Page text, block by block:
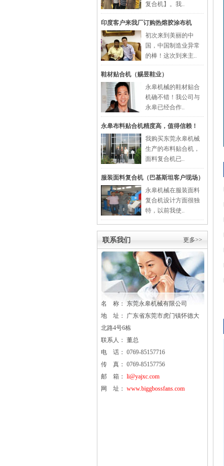
复合机】。我..
印度客户来我厂订购热熔胶涂布机
初次来到美丽的中
国，中国制造业异常
的棒！这次到来主..
鞋材贴合机（赐昱鞋业）
永皋机械的鞋材贴合
机确不错！我公司与
永皋已经合作..
永皋布料贴合机精度高，值得信赖！
我购买东莞永皋机械
生产的布料贴合机，
面料复合机已..
服装面料复合机（巴基斯坦客户现场）
永皋机械在服装面料
复合机设计方面很独
特，以前我使..
更多>>
联系我们
名 称： 东莞永皋机械有限公司
地 址： 广东省东莞市虎门镇怀德大
北路4号6栋
联系人： 董总
电 话： 0769-85157716
传 真： 0769-85157756
邮 箱： li@yajxc.com
网 址： www.biggbossfans.com